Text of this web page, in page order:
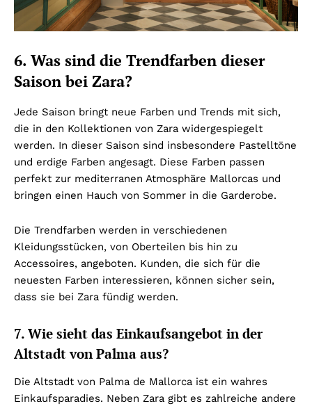
6. Was sind die Trendfarben dieser
Saison bei Zara?
Jede Saison bringt neue Farben und Trends mit sich,
die in den Kollektionen von Zara widergespiegelt
werden. In dieser Saison sind insbesondere Pastelltöne
und erdige Farben angesagt. Diese Farben passen
perfekt zur mediterranen Atmosphäre Mallorcas und
bringen einen Hauch von Sommer in die Garderobe.
Die Trendfarben werden in verschiedenen
Kleidungsstücken, von Oberteilen bis hin zu
Accessoires, angeboten. Kunden, die sich für die
neuesten Farben interessieren, können sicher sein,
dass sie bei Zara fündig werden.
7. Wie sieht das Einkaufsangebot in der
Altstadt von Palma aus?
Die Altstadt von Palma de Mallorca ist ein wahres
Einkaufsparadies. Neben Zara gibt es zahlreiche andere